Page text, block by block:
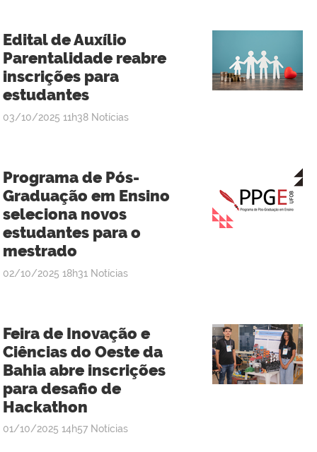
Edital de Auxílio
Parentalidade reabre
inscrições para
estudantes
publicado
03/10/2025 11h38 Notícias
Programa de Pós-
Graduação em Ensino
seleciona novos
estudantes para o
mestrado
publicado
02/10/2025 18h31 Notícias
Feira de Inovação e
Ciências do Oeste da
Bahia abre inscrições
para desafio de
Hackathon
publicado
01/10/2025 14h57 Notícias